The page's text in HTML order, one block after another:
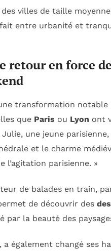
retour en force
transformation
que Paris ou Lyon ont
une jeune
et le charme
l’agitation parisienne. »
de balades en train,
de découvrir des
par la beauté des
également changé ses